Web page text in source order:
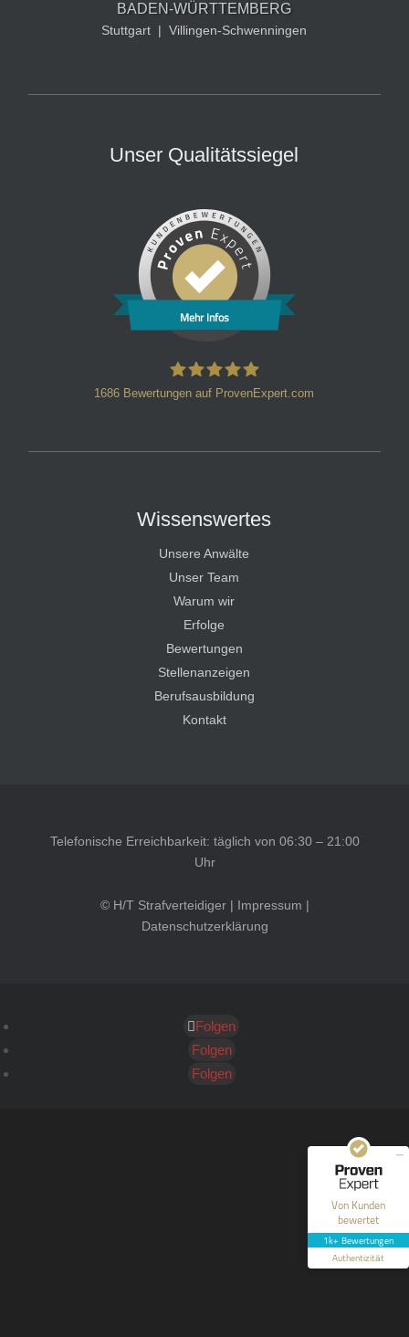
BADEN-WÜRTTEMBERG
Stuttgart | Villingen-Schwenningen
Unser Qualitätssiegel
Mehr Infos
1686 Bewertungen auf ProvenExpert.com
Wissenswertes
Unsere Anwälte
Unser Team
Warum wir
Erfolge
Bewertungen
Stellenanzeigen
Berufsausbildung
Kontakt
Telefonische Erreichbarkeit: täglich von 06:30 – 21:00
Uhr
© H/T Strafverteidiger | Impressum |
Datenschutzerklärung
Folgen
Folgen
Folgen
Von Kunden
bewertet
1k+ Bewertungen
Authentizität
Kundenbewertungen und Erfahrungen zu
SEHR GUT
40
Bewertungen auf
ProvenExpert.com
Blick aufs ProvenExpert-Profil werfen